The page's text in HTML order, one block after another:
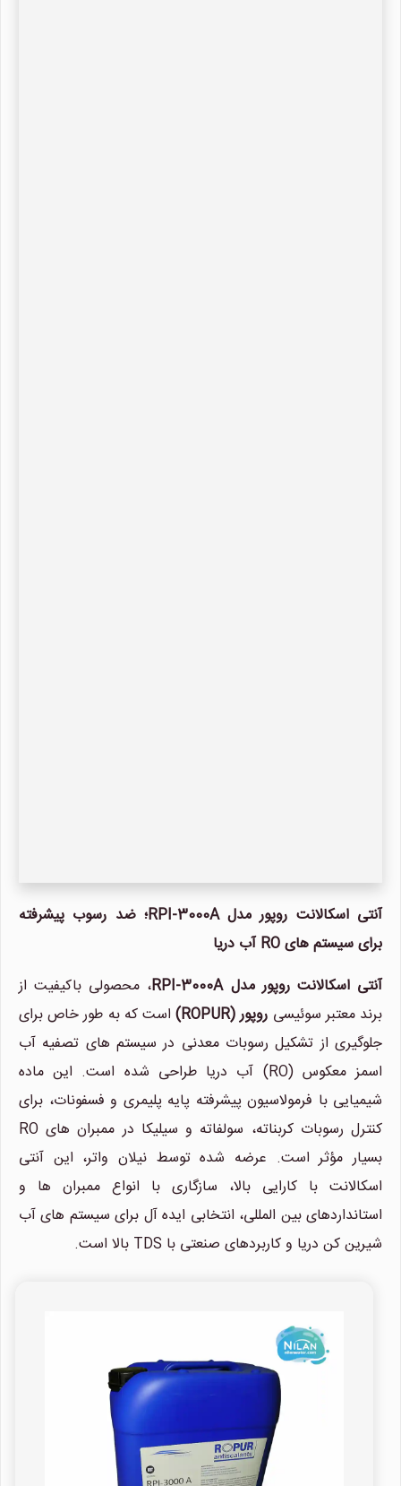
آنتی اسکالانت روپور مدل RPI-3000A؛ ضد رسوب پیشرفته
برای سیستم های RO آب دریا
آنتی اسکالانت روپور مدل RPI-3000A
، محصولی باکیفیت از
برند معتبر سوئیسی روپور (ROPUR)
است که به طور خاص برای
جلوگیری از تشکیل رسوبات معدنی در سیستم های تصفیه آب
اسمز معکوس (RO) آب دریا طراحی شده است. این ماده
شیمیایی با فرمولاسیون پیشرفته پایه پلیمری و فسفونات، برای
کنترل رسوبات کربناته، سولفاته و سیلیکا در ممبران های RO
بسیار مؤثر است. عرضه شده توسط نیلان واتر، این آنتی
اسکالانت با کارایی بالا، سازگاری با انواع ممبران ها و
استانداردهای بین المللی، انتخابی ایده آل برای سیستم های آب
شیرین کن دریا و کاربردهای صنعتی با TDS بالا است.